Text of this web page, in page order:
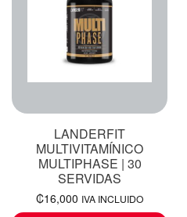
LANDERFIT
MULTIVITAMÍNICO
MULTIPHASE | 30
SERVIDAS
₡16,000 IVA INCLUIDO